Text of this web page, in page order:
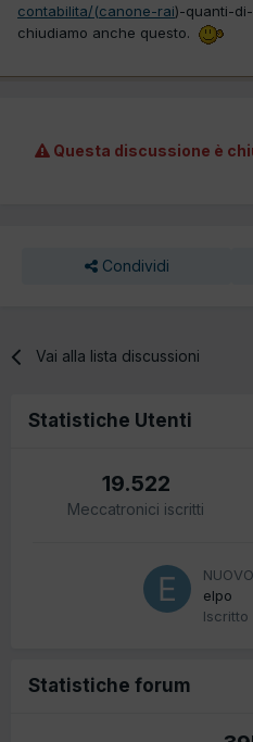
contabilita/(canone-rai)-quanti-
chiudiamo anche questo.
Questa discussione è
Condividi
Vai alla lista discussioni
Statistiche Utenti
19.522
Meccatronici iscritti
elpo
Iscritto
Statistiche forum